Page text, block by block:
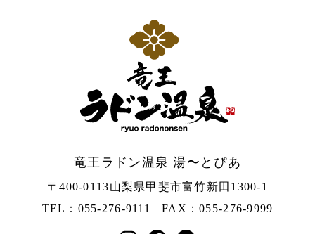
竜王ラドン温泉 湯〜とぴあ
〒400-0113山梨県甲斐市富竹新田1300-1
TEL：055-276-9111
FAX：055-276-9999